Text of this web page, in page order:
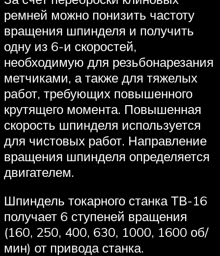
ремней можно понизить частоту
вращения шпинделя и получить
одну из 6-и скоростей,
необходимую для резьбонарезания
метчиками, а также для тяжелых
работ, требующих повышенного
крутящего момента. Повышенная
скорость шпинделя используется
для чистовых работ. Направление
вращения шпинделя определяется
двигателем.
Шпиндель токарного станка ТВ-16
получает 6 ступеней вращения
(160, 250, 400, 630, 1000, 1600 об/
мин) от привода станка.